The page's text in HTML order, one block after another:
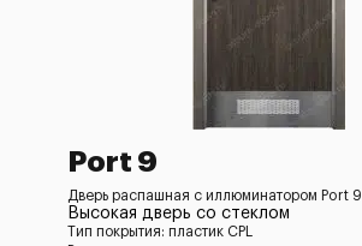
Port 9
Дверь распашная с иллюминатором Port 9
Высокая дверь со стеклом
Тип покрытия: пластик CPL